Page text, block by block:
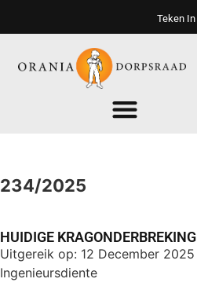
Teken In
234/2025
HUIDIGE KRAGONDERBREKING
Uitgereik op: 12 December 2025
Ingenieursdiente